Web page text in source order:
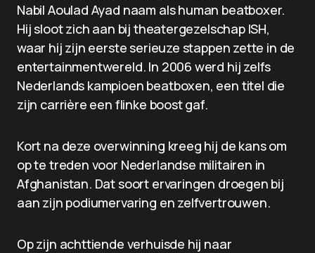
Nabil Aoulad Ayad naam als human beatboxer.
Hij sloot zich aan bij theatergezelschap ISH,
waar hij zijn eerste serieuze stappen zette in de
entertainmentwereld. In 2006 werd hij zelfs
Nederlands kampioen beatboxen, een titel die
zijn carrière een flinke boost gaf.
Kort na deze overwinning kreeg hij de kans om
op te treden voor Nederlandse militairen in
Afghanistan. Dat soort ervaringen droegen bij
aan zijn podiumervaring en zelfvertrouwen.
Op zijn achttiende verhuisde hij naar